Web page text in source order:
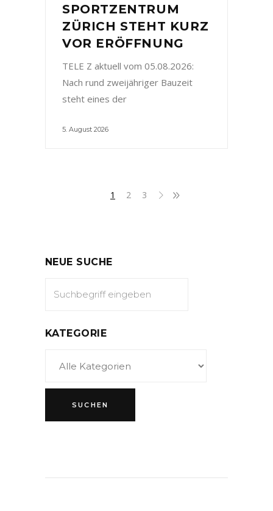
SPORTZENTRUM
ZÜRICH STEHT KURZ
VOR ERÖFFNUNG
TELE Z aktuell vom 05.08.2026:
Nach rund zweijähriger Bauzeit
steht eines der
5. August 2026
1 2 3
NEUE SUCHE
KATEGORIE